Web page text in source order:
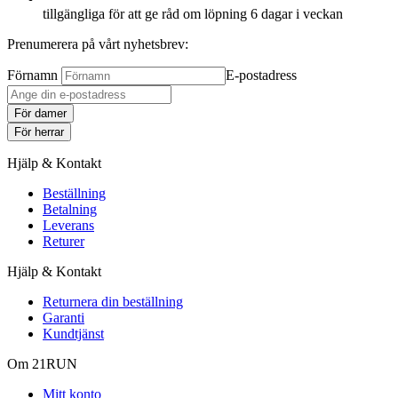
tillgängliga för att ge råd om löpning 6 dagar i veckan
Prenumerera på vårt nyhetsbrev:
Förnamn E-postadress
För damer
För herrar
Hjälp & Kontakt
Beställning
Betalning
Leverans
Returer
Hjälp & Kontakt
Returnera din beställning
Garanti
Kundtjänst
Om 21RUN
Mitt konto